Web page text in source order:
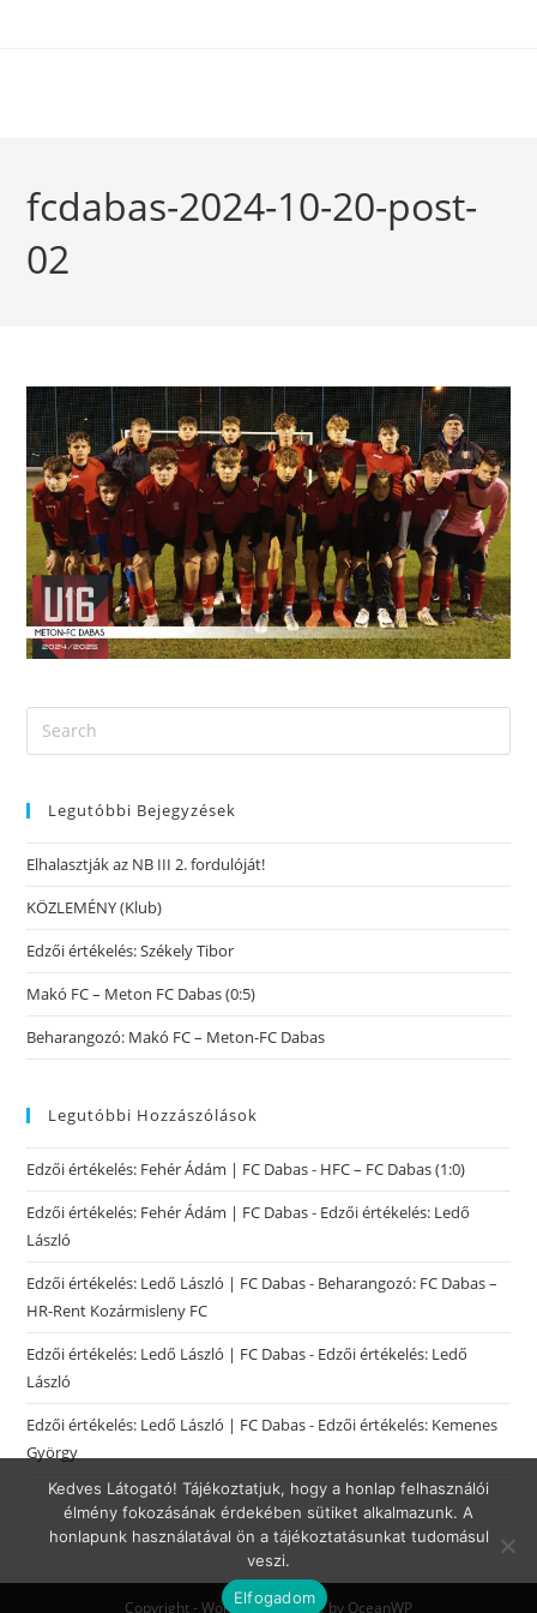
fcdabas-2024-10-20-post-
02
Legutóbbi Bejegyzések
Elhalasztják az NB III 2. fordulóját!
KÖZLEMÉNY (Klub)
Edzői értékelés: Székely Tibor
Makó FC – Meton FC Dabas (0:5)
Beharangozó: Makó FC – Meton-FC Dabas
Legutóbbi Hozzászólások
Edzői értékelés: Fehér Ádám | FC Dabas- HFC – FC Dabas (1:0)
Edzői értékelés: Fehér Ádám | FC Dabas- Edzői értékelés: Ledő
László
Edzői értékelés: Ledő László | FC Dabas- Beharangozó: FC Dabas –
HR-Rent Kozármisleny FC
Edzői értékelés: Ledő László | FC Dabas- Edzői értékelés: Ledő
László
Edzői értékelés: Ledő László | FC Dabas- Edzői értékelés: Kemenes
György
Copyright - WordPress Theme by OceanWP
Kedves Látogató! Tájékoztatjuk, hogy a honlap felhasználói
élmény fokozásának érdekében sütiket alkalmazunk. A
honlapunk használatával ön a tájékoztatásunkat tudomásul
veszi.
Elfogadom